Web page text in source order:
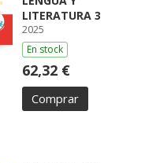
LITERATURA 3
2025
En stock
62,32 €
Comprar